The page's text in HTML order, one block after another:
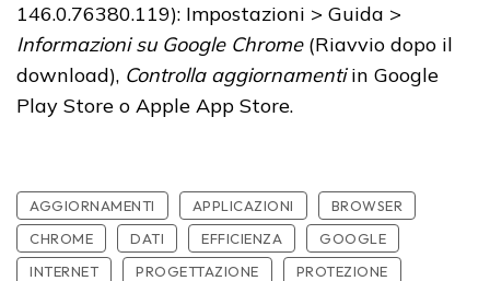
146.0.76380.119): Impostazioni > Guida >
Informazioni su Google Chrome(Riavvio dopo il
download), Controlla aggiornamentiin Google
Play Store o Apple App Store.
AGGIORNAMENTI APPLICAZIONI
BROWSER
CHROME
DATI EFFICIENZA
GOOGLE
INTERNET
PROGETTAZIONE
PROTEZIONE